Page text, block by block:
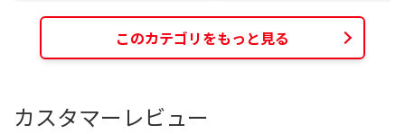
このカテゴリをもっと見る
カスタマーレビュー